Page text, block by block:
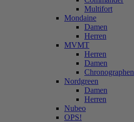
Multifort
Mondaine
Damen
Herren
MVMT
Herren
Damen
Chronographen
Nordgreen
Damen
Herren
Nubeo
OPS!